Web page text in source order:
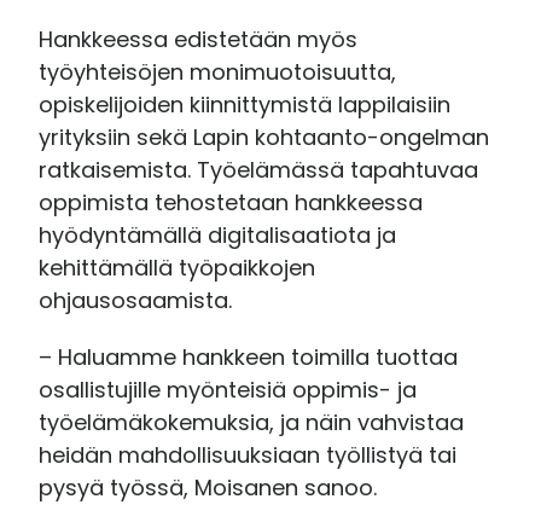
Hankkeessa edistetään myös
työyhteisöjen monimuotoisuutta,
opiskelijoiden kiinnittymistä lappilaisiin
yrityksiin sekä Lapin kohtaanto-ongelman
ratkaisemista. Työelämässä tapahtuvaa
oppimista tehostetaan hankkeessa
hyödyntämällä digitalisaatiota ja
kehittämällä työpaikkojen
ohjausosaamista.
– Haluamme hankkeen toimilla tuottaa
osallistujille myönteisiä oppimis- ja
työelämäkokemuksia, ja näin vahvistaa
heidän mahdollisuuksiaan työllistyä tai
pysyä työssä, Moisanen sanoo.